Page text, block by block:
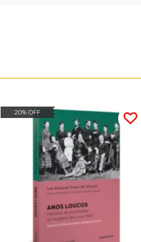
20% OFF